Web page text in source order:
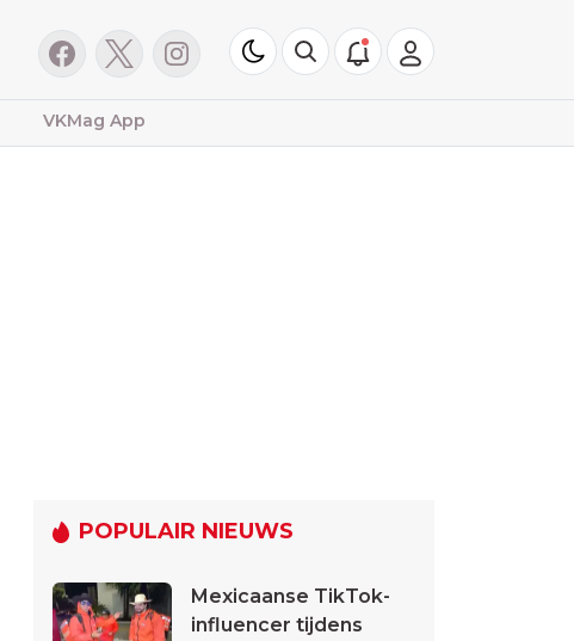
VKMag App
POPULAIR NIEUWS
Mexicaanse TikTok-
influencer tijdens